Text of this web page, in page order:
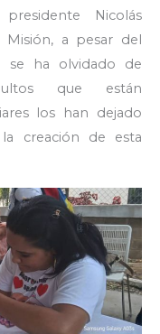
Nicolás
a pesar del
se ha olvidado de
que están
los han dejado
creación de esta